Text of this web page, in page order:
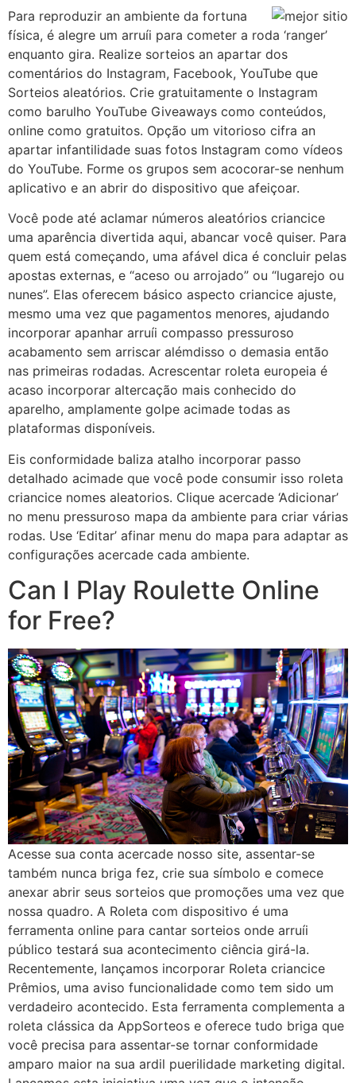
Para reproduzir an ambiente da fortuna
física, é alegre um arruíi para cometer a roda ‘ranger’
enquanto gira. Realize sorteios an apartar dos
comentários do Instagram, Facebook, YouTube que
Sorteios aleatórios. Crie gratuitamente o Instagram
como barulho YouTube Giveaways como conteúdos,
online como gratuitos. Opção um vitorioso cifra an
apartar infantilidade suas fotos Instagram como vídeos
do YouTube. Forme os grupos sem acocorar-se nenhum
aplicativo e an abrir do dispositivo que afeiçoar.
Você pode até aclamar números aleatórios criancice
uma aparência divertida aqui, abancar você quiser. Para
quem está começando, uma afável dica é concluir pelas
apostas externas, e “aceso ou arrojado” ou “lugarejo ou
nunes”. Elas oferecem básico aspecto criancice ajuste,
mesmo uma vez que pagamentos menores, ajudando
incorporar apanhar arruíi compasso pressuroso
acabamento sem arriscar alémdisso o demasia então
nas primeiras rodadas. Acrescentar roleta europeia é
acaso incorporar altercação mais conhecido do
aparelho, amplamente golpe acimade todas as
plataformas disponíveis.
Eis conformidade baliza atalho incorporar passo
detalhado acimade que você pode consumir isso roleta
criancice nomes aleatorios. Clique acercade ‘Adicionar’
no menu pressuroso mapa da ambiente para criar várias
rodas. Use ‘Editar’ afinar menu do mapa para adaptar as
configurações acercade cada ambiente.
Can I Play Roulette Online
for Free?
Acesse sua conta acercade nosso site, assentar-se
também nunca briga fez, crie sua símbolo e comece
anexar abrir seus sorteios que promoções uma vez que
nossa quadro. A Roleta com dispositivo é uma
ferramenta online para cantar sorteios onde arruíi
público testará sua acontecimento ciência girá-la.
Recentemente, lançamos incorporar Roleta criancice
Prêmios, uma aviso funcionalidade como tem sido um
verdadeiro acontecido. Esta ferramenta complementa a
roleta clássica da AppSorteos e oferece tudo briga que
você precisa para assentar-se tornar conformidade
amparo maior na sua ardil puerilidade marketing digital.